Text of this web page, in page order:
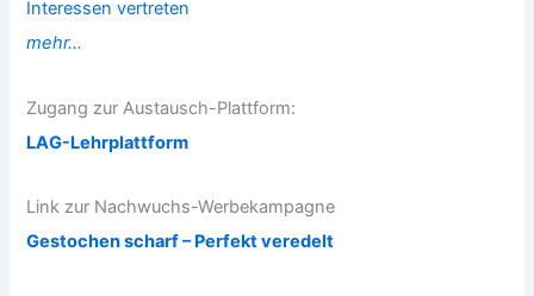
Interessen vertreten
mehr...
Zugang zur Austausch-Plattform:
LAG-Lehrplattform
Link zur Nachwuchs-Werbekampagne
Gestochen scharf – Perfekt veredelt